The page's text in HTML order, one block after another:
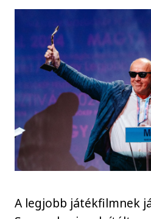
A legjobb játékfilmnek